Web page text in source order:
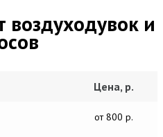
и
Цена, р.
от 800 р.